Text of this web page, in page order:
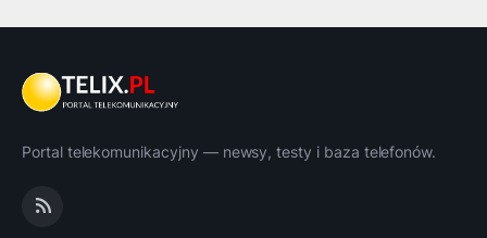
Portal telekomunikacyjny — newsy, testy i baza telefonów.